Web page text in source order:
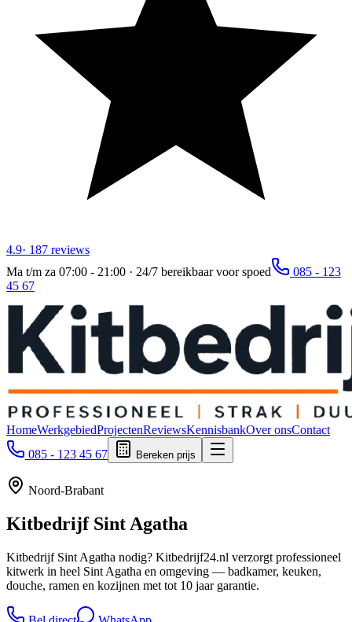
4.9· 187 reviews
Ma t/m za 07:00 - 21:00 · 24/7 bereikbaar voor spoed
085 - 123
45 67
HomeWerkgebiedProjectenReviewsKennisbankOver onsContact
085 - 123 45 67
Bereken prijs
Noord-Brabant
Kitbedrijf Sint Agatha
Kitbedrijf Sint Agatha nodig? Kitbedrijf24.nl verzorgt professioneel
kitwerk in heel Sint Agatha en omgeving — badkamer, keuken,
douche, ramen en kozijnen met tot 10 jaar garantie.